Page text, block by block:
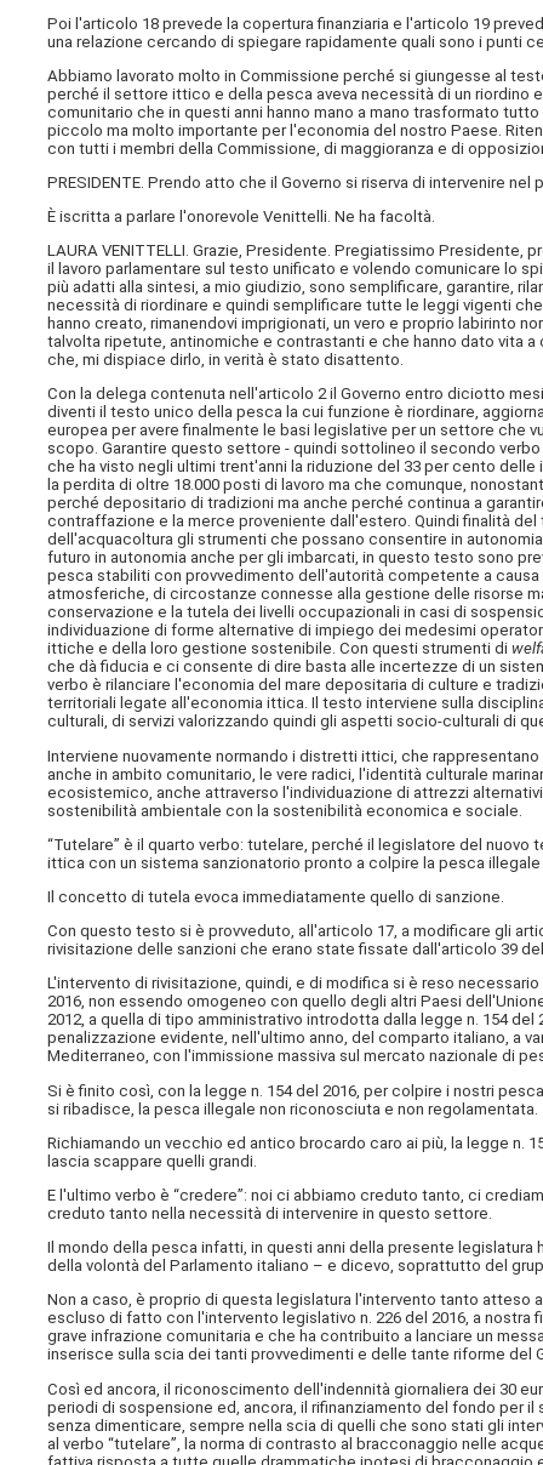
Poi l'articolo 18 prevede la copertura finanziaria e l'articolo 19
una relazione cercando di spiegare rapidamente quali sono i punti
Abbiamo lavorato molto in Commissione perché si giungesse al
perché il settore ittico e della pesca aveva necessità di un riordino
comunitario che in questi anni hanno mano a mano trasformato
piccolo ma molto importante per l'economia del nostro Paese.
con tutti i membri della Commissione, di maggioranza e di
PRESIDENTE. Prendo atto che il Governo si riserva di intervenire
È iscritta a parlare l'onorevole Venittelli. Ne ha facoltà.
LAURA VENITTELLI. Grazie, Presidente. Pregiatissimo
il lavoro parlamentare sul testo unificato e volendo comunicare lo
più adatti alla sintesi, a mio giudizio, sono semplificare, garantire,
necessità di riordinare e quindi semplificare tutte le leggi vigenti
hanno creato, rimanendovi imprigionati, un vero e proprio labirinto
talvolta ripetute, antinomiche e contrastanti e che hanno dato vita
che, mi dispiace dirlo, in verità è stato disattento.
Con la delega contenuta nell'articolo 2 il Governo entro diciotto
diventi il testo unico della pesca la cui funzione è riordinare,
europea per avere finalmente le basi legislative per un settore che
scopo. Garantire questo settore - quindi sottolineo il secondo
che ha visto negli ultimi trent'anni la riduzione del 33 per cento
la perdita di oltre 18.000 posti di lavoro ma che comunque,
perché depositario di tradizioni ma anche perché continua a
contraffazione e la merce proveniente dall'estero. Quindi finalità
dell'acquacoltura gli strumenti che possano consentire in
futuro in autonomia anche per gli imbarcati, in questo testo sono
pesca stabiliti con provvedimento dell'autorità competente a
atmosferiche, di circostanze connesse alla gestione delle risorse
conservazione e la tutela dei livelli occupazionali in casi di
individuazione di forme alternative di impiego dei medesimi
ittiche e della loro gestione sostenibile. Con questi strumenti di
che dà fiducia e ci consente di dire basta alle incertezze di un
verbo è rilanciare l'economia del mare depositaria di culture e
territoriali legate all'economia ittica. Il testo interviene sulla
culturali, di servizi valorizzando quindi gli aspetti socio-culturali di
Interviene nuovamente normando i distretti ittici, che
anche in ambito comunitario, le vere radici, l'identità culturale
ecosistemico, anche attraverso l'individuazione di attrezzi
sostenibilità ambientale con la sostenibilità economica e sociale.
“Tutelare” è il quarto verbo: tutelare, perché il legislatore del
ittica con un sistema sanzionatorio pronto a colpire la pesca
Il concetto di tutela evoca immediatamente quello di sanzione.
Con questo testo si è provveduto, all'articolo 17, a modificare gli
rivisitazione delle sanzioni che erano state fissate dall'articolo 39
L'intervento di rivisitazione, quindi, e di modifica si è reso
2016, non essendo omogeneo con quello degli altri Paesi
2012, a quella di tipo amministrativo introdotta dalla legge n. 154
penalizzazione evidente, nell'ultimo anno, del comparto italiano, a
Mediterraneo, con l'immissione massiva sul mercato nazionale di
Si è finito così, con la legge n. 154 del 2016, per colpire i nostri
si ribadisce, la pesca illegale non riconosciuta e non regolamentata.
Richiamando un vecchio ed antico brocardo caro ai più, la legge n.
lascia scappare quelli grandi.
E l'ultimo verbo è “credere”: noi ci abbiamo creduto tanto, ci
creduto tanto nella necessità di intervenire in questo settore.
Il mondo della pesca infatti, in questi anni della presente
della volontà del Parlamento italiano – e dicevo, soprattutto del
Non a caso, è proprio di questa legislatura l'intervento tanto atteso
escluso di fatto con l'intervento legislativo n. 226 del 2016, a
grave infrazione comunitaria e che ha contribuito a lanciare un
inserisce sulla scia dei tanti provvedimenti e delle tante riforme del
Così ed ancora, il riconoscimento dell'indennità giornaliera dei 30
periodi di sospensione ed, ancora, il rifinanziamento del fondo per
senza dimenticare, sempre nella scia di quelli che sono stati gli
al verbo “tutelare”, la norma di contrasto al bracconaggio nelle